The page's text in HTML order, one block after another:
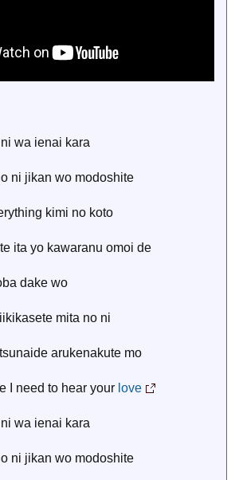
wa ienai kara
ni jikan wo modoshite
kimi no koto
ita yo kawaranu omoi de
dake wo
mita no ni
arukenakute mo
I need to hear your love
wa ienai kara
ni jikan wo modoshite